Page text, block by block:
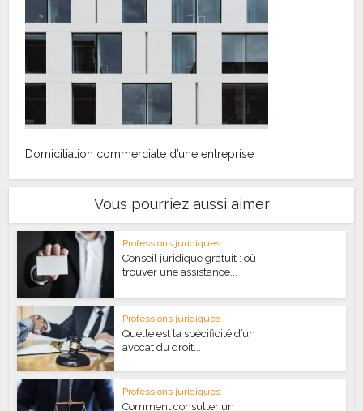
Domiciliation commerciale d’une entreprise
Vous pourriez aussi aimer
Professions juridiques
Conseil juridique gratuit : où
trouver une assistance...
Professions juridiques
Quelle est la spécificité d’un
avocat du droit...
Professions juridiques
Comment consulter un